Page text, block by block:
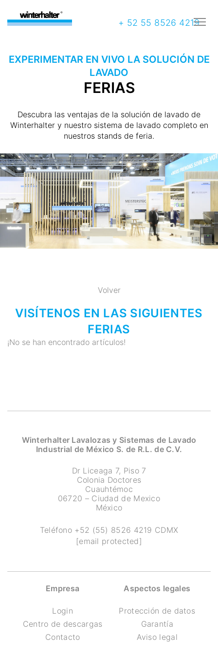
+ 52 55 8526 4219
EXPERIMENTAR EN VIVO LA SOLUCIÓN DE
LAVADO
FERIAS
Descubra las ventajas de la solución de lavado de
Winterhalter y nuestro sistema de lavado completo en
nuestros stands de feria.
Volver
VISÍTENOS EN LAS SIGUIENTES
FERIAS
¡No se han encontrado artículos!
Winterhalter Lavalozas y Sistemas de Lavado
Industrial de México S. de R.L. de C.V.
Dr Liceaga 7, Piso 7
Colonia Doctores
Cuauhtémoc
06720 – Ciudad de Mexico
México
Teléfono +52 (55) 8526 4219 CDMX
[email protected]
Empresa
Login
Centro de descargas
Contacto
Aspectos legales
Protección de datos
Garantía
Aviso legal